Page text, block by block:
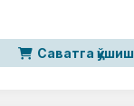
Саватга қўшиш